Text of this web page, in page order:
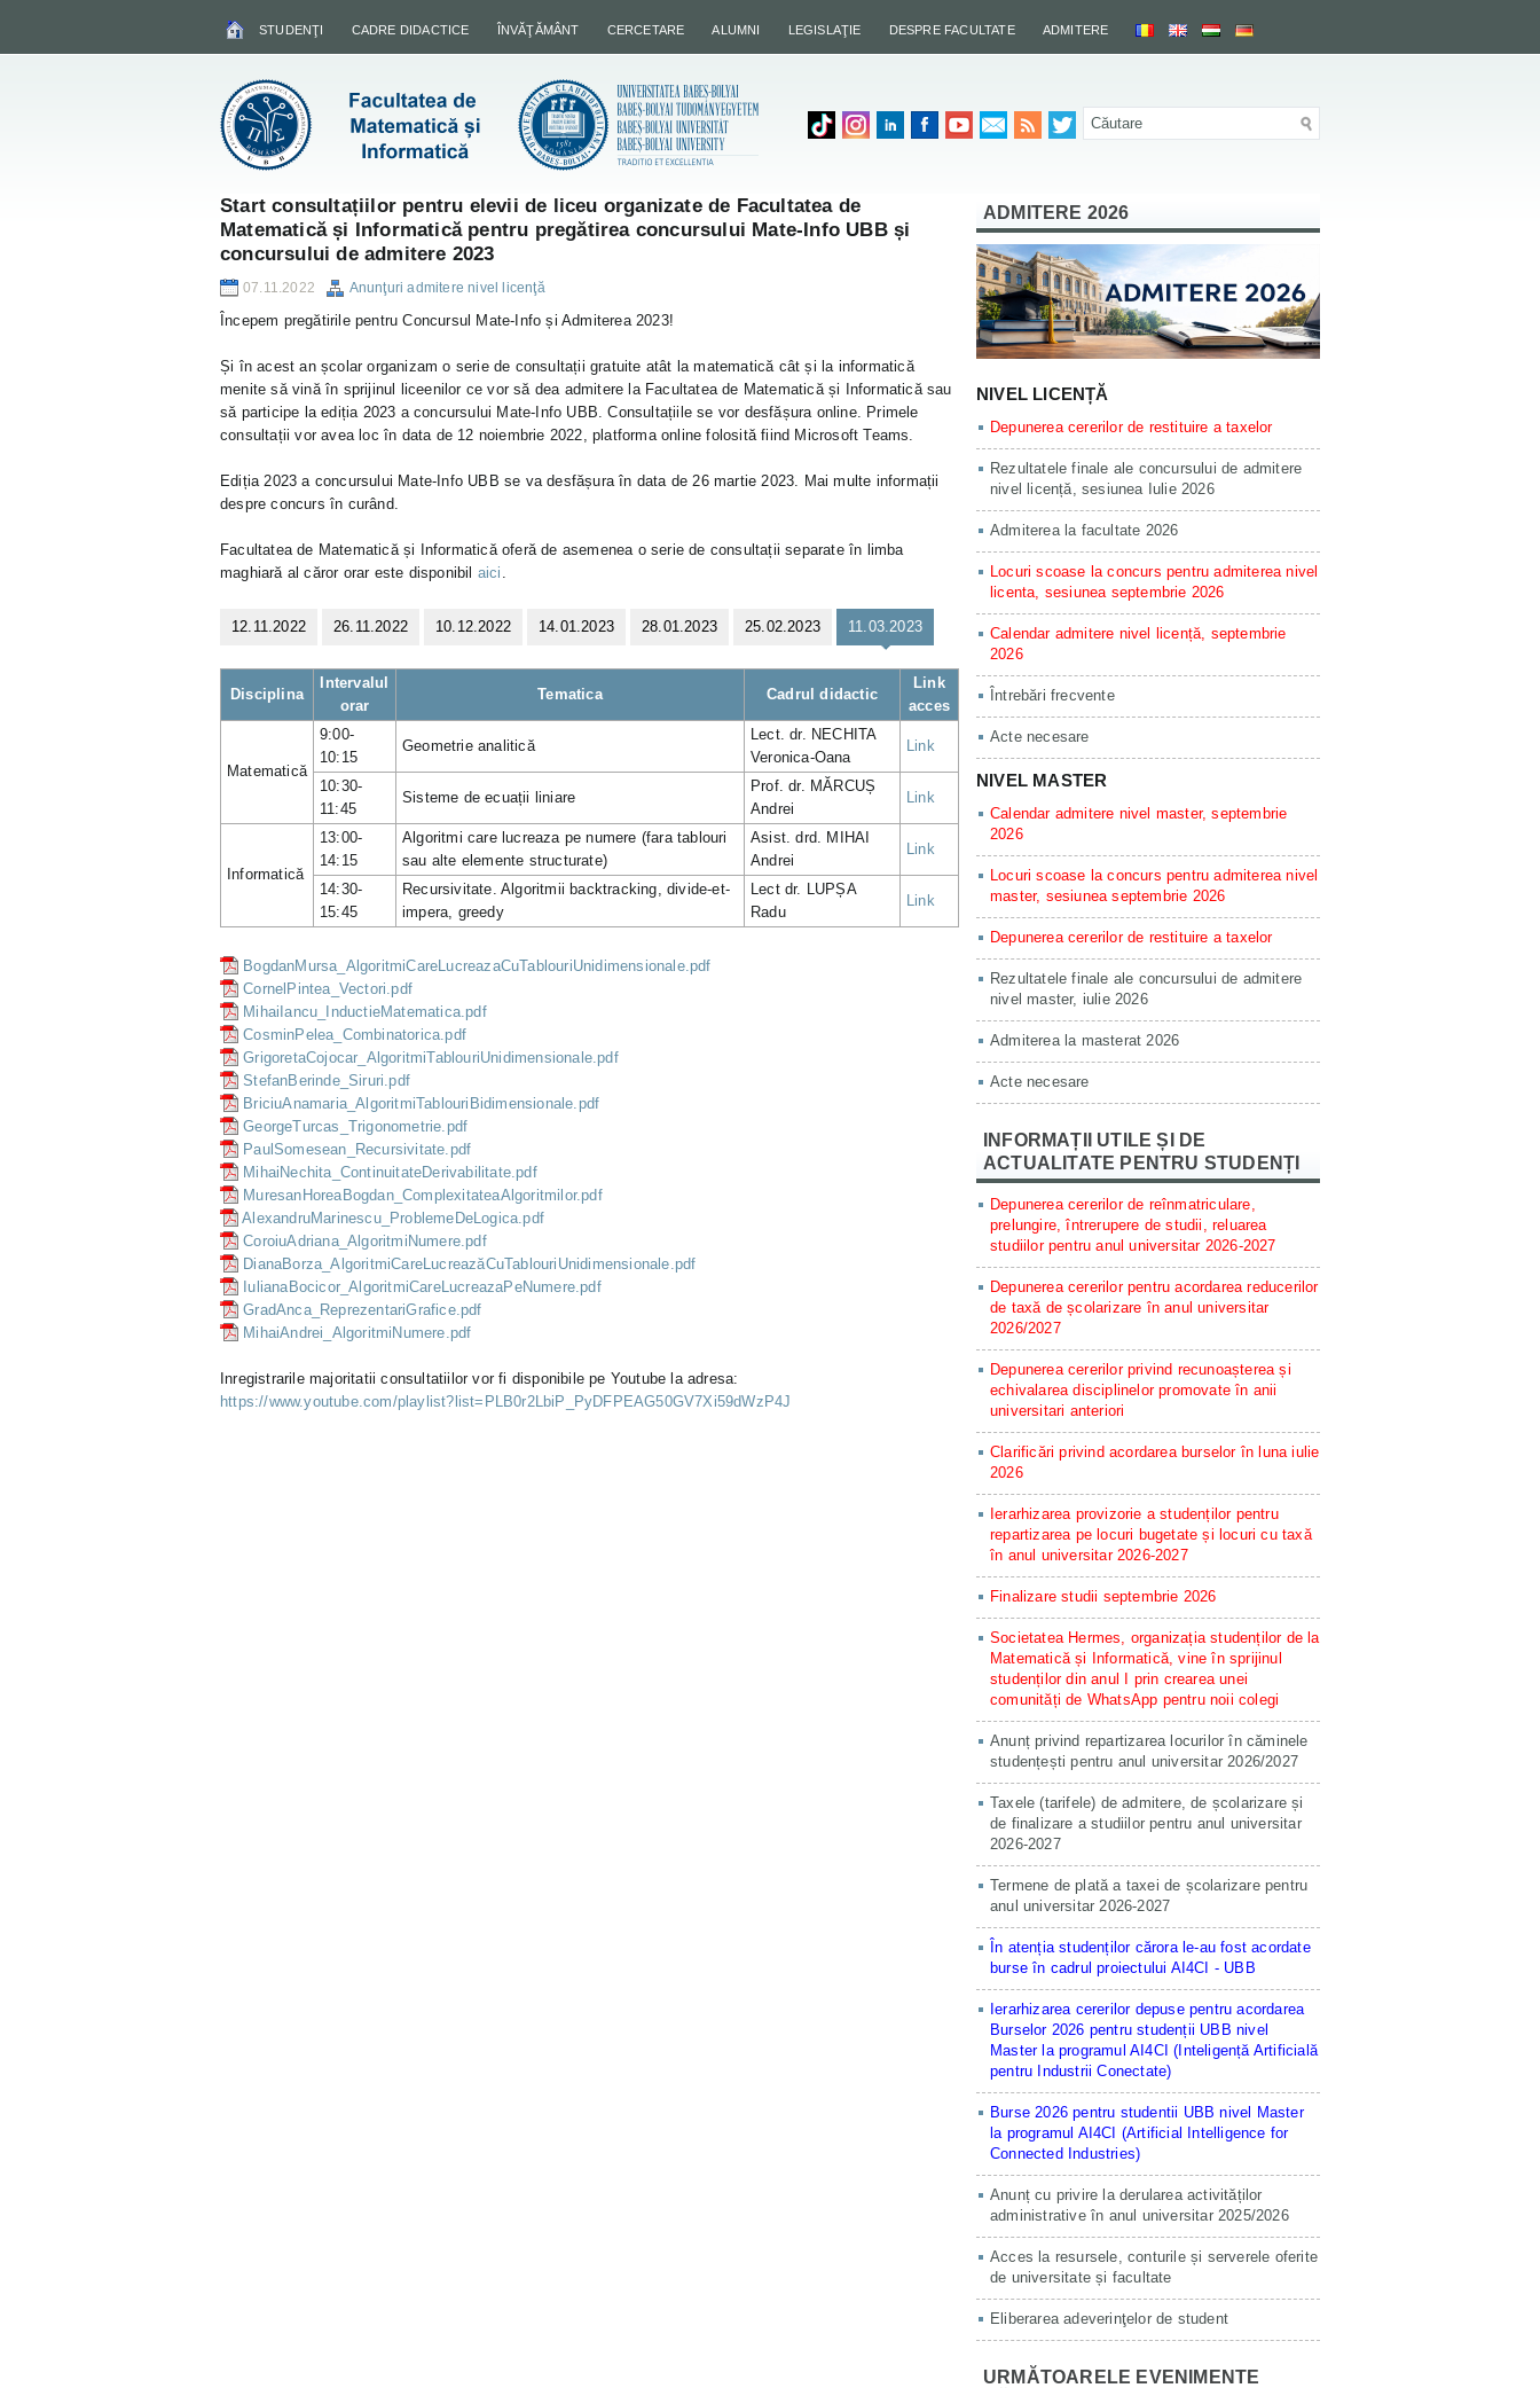
STUDENŢI CADRE DIDACTICE ÎNVĂŢĂMÂNT CERCETARE ALUMNI LEGISLAŢIE DESPRE FACULTATE ADMITERE
Start consultațiilor pentru elevii de liceu organizate de Facultatea de
Matematică și Informatică pentru pregătirea concursului Mate-Info UBB și
concursului de admitere 2023
07.11.2022 Anunţuri admitere nivel licenţă
Începem pregătirile pentru Concursul Mate-Info și Admiterea 2023!
Și în acest an școlar organizam o serie de consultații gratuite atât la matematică cât și la informatică
menite să vină în sprijinul liceenilor ce vor să dea admitere la Facultatea de Matematică și Informatică sau
să participe la ediția 2023 a concursului Mate-Info UBB. Consultațiile se vor desfășura online. Primele
consultații vor avea loc în data de 12 noiembrie 2022, platforma online folosită fiind Microsoft Teams.
Ediția 2023 a concursului Mate-Info UBB se va desfășura în data de 26 martie 2023. Mai multe informații
despre concurs în curând.
Facultatea de Matematică și Informatică oferă de asemenea o serie de consultații separate în limba
maghiară al căror orar este disponibil aici .
12.11.2022 26.11.2022 10.12.2022 14.01.2023 28.01.2023 25.02.2023 11.03.2023
Disciplina
Intervalul
orar
Tematica Cadrul didactic
Link
acces
Matematică
9:00-
10:15
Geometrie analitică
Lect. dr. NECHITA
Veronica-Oana
Link
10:30-
11:45
Sisteme de ecuații liniare
Prof. dr. MĂRCUȘ
Andrei
Link
Informatică
13:00-
14:15
Algoritmi care lucreaza pe numere (fara tablouri
sau alte elemente structurate)
Asist. drd. MIHAI
Andrei
Link
14:30-
15:45
Recursivitate. Algoritmii backtracking, divide-et-
impera, greedy
Lect dr. LUPȘA
Radu
Link
BogdanMursa_AlgoritmiCareLucreazaCuTablouriUnidimensionale.pdf
CornelPintea_Vectori.pdf
MihaiIancu_InductieMatematica.pdf
CosminPelea_Combinatorica.pdf
GrigoretaCojocar_AlgoritmiTablouriUnidimensionale.pdf
StefanBerinde_Siruri.pdf
BriciuAnamaria_AlgoritmiTablouriBidimensionale.pdf
GeorgeTurcas_Trigonometrie.pdf
PaulSomesean_Recursivitate.pdf
MihaiNechita_ContinuitateDerivabilitate.pdf
MuresanHoreaBogdan_ComplexitateaAlgoritmilor.pdf
AlexandruMarinescu_ProblemeDeLogica.pdf
CoroiuAdriana_AlgoritmiNumere.pdf
DianaBorza_AlgoritmiCareLucreazăCuTablouriUnidimensionale.pdf
IulianaBocicor_AlgoritmiCareLucreazaPeNumere.pdf
GradAnca_ReprezentariGrafice.pdf
MihaiAndrei_AlgoritmiNumere.pdf
Inregistrarile majoritatii consultatiilor vor fi disponibile pe Youtube la adresa:
https://www.youtube.com/playlist?list=PLB0r2LbiP_PyDFPEAG50GV7Xi59dWzP4J
ADMITERE 2026
NIVEL LICENȚĂ
Depunerea cererilor de restituire a taxelor
Rezultatele finale ale concursului de admitere
nivel licență, sesiunea Iulie 2026
Admiterea la facultate 2026
Locuri scoase la concurs pentru admiterea nivel
licenta, sesiunea septembrie 2026
Calendar admitere nivel licență, septembrie
2026
Întrebări frecvente
Acte necesare
NIVEL MASTER
Calendar admitere nivel master, septembrie
2026
Locuri scoase la concurs pentru admiterea nivel
master, sesiunea septembrie 2026
Depunerea cererilor de restituire a taxelor
Rezultatele finale ale concursului de admitere
nivel master, iulie 2026
Admiterea la masterat 2026
Acte necesare
INFORMAȚII UTILE ȘI DE
ACTUALITATE PENTRU STUDENȚI
Depunerea cererilor de reînmatriculare,
prelungire, întrerupere de studii, reluarea
studiilor pentru anul universitar 2026-2027
Depunerea cererilor pentru acordarea reducerilor
de taxă de școlarizare în anul universitar
2026/2027
Depunerea cererilor privind recunoașterea și
echivalarea disciplinelor promovate în anii
universitari anteriori
Clarificări privind acordarea burselor în luna iulie
2026
Ierarhizarea provizorie a studenților pentru
repartizarea pe locuri bugetate și locuri cu taxă
în anul universitar 2026-2027
Finalizare studii septembrie 2026
Societatea Hermes, organizația studenților de la
Matematică și Informatică, vine în sprijinul
studenților din anul I prin crearea unei
comunități de WhatsApp pentru noii colegi
Anunț privind repartizarea locurilor în căminele
studențești pentru anul universitar 2026/2027
Taxele (tarifele) de admitere, de școlarizare și
de finalizare a studiilor pentru anul universitar
2026-2027
Termene de plată a taxei de școlarizare pentru
anul universitar 2026-2027
În atenția studenților cărora le-au fost acordate
burse în cadrul proiectului AI4CI - UBB
Ierarhizarea cererilor depuse pentru acordarea
Burselor 2026 pentru studenții UBB nivel
Master la programul AI4CI (Inteligență Artificială
pentru Industrii Conectate)
Burse 2026 pentru studentii UBB nivel Master
la programul AI4CI (Artificial Intelligence for
Connected Industries)
Anunț cu privire la derularea activităților
administrative în anul universitar 2025/2026
Acces la resursele, conturile și serverele oferite
de universitate și facultate
Eliberarea adeverinţelor de student
URMĂTOARELE EVENIMENTE